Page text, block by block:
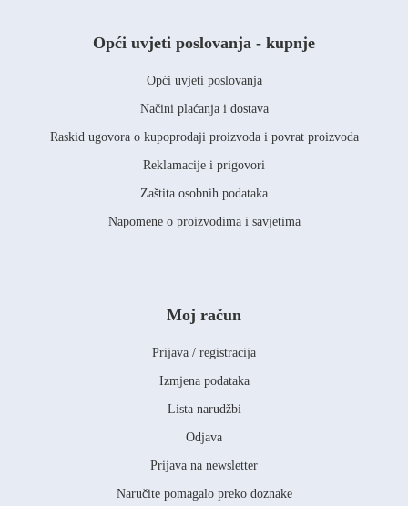
Opći uvjeti poslovanja - kupnje
Opći uvjeti poslovanja
Načini plaćanja i dostava
Raskid ugovora o kupoprodaji proizvoda i povrat proizvoda
Reklamacije i prigovori
Zaštita osobnih podataka
Napomene o proizvodima i savjetima
Moj račun
Prijava / registracija
Izmjena podataka
Lista narudžbi
Odjava
Prijava na newsletter
Naručite pomagalo preko doznake